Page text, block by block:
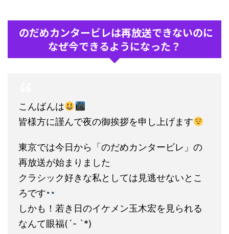
のだめカンタービレは再放送できないのに
なぜ今できるようになった？
こんばんは
皆様方に謹んで夜の御挨拶を申し上げます
東京では今日から「のだめカンタービレ」の
再放送が始まりました
クラシック好きな私としては見逃せないとこ
ろです
しかも！若き日のイケメン玉木宏を見られる
なんて眼福(´- `*)